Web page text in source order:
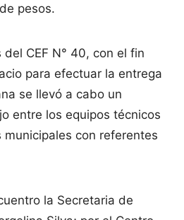
pesos.
CEF N° 40, con el fin
para efectuar la entrega
se llevó a cabo un
entre los equipos técnicos
con referentes
la Secretaria de